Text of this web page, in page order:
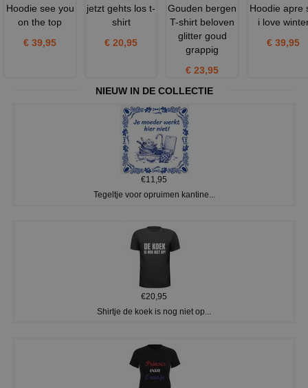
Hoodie see you
on the top
€ 39,95
jetzt gehts los t-
shirt
€ 20,95
Gouden bergen
T-shirt beloven
glitter goud
grappig
€ 23,95
Hoodie apre
i love
€ 39,95
NIEUW IN DE COLLECTIE
€11,95
Tegeltje voor opruimen kantine...
€20,95
Shirtje de koek is nog niet op...